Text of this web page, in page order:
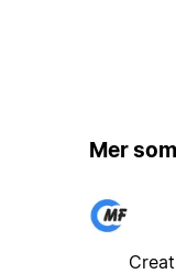
Mer